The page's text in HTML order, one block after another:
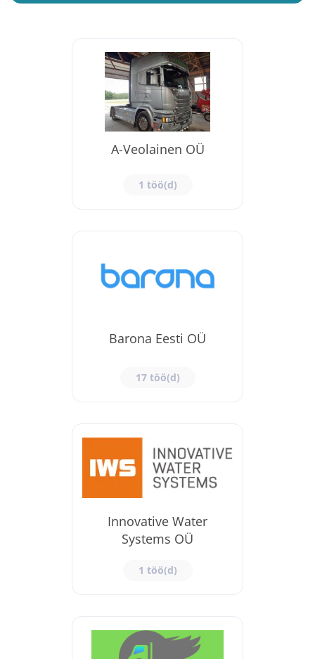
A-Veolainen OÜ
1 töö(d)
Barona Eesti OÜ
17 töö(d)
Innovative Water
Systems OÜ
1 töö(d)